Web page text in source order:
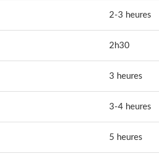
2-3 heures
2h30
3 heures
3-4 heures
5 heures